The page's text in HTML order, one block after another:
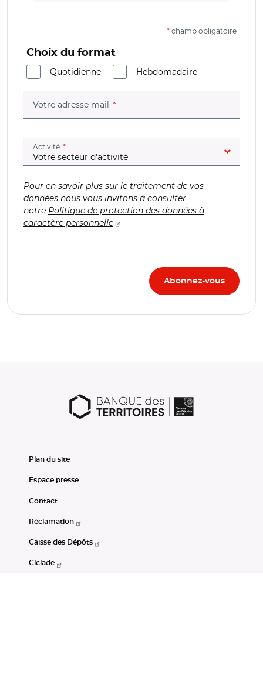
* champ obligatoire
Choix du format
Quotidienne
Hebdomadaire
Votre adresse mail (champ obligatoire)
Activité (champ obligatoire)
Pour en savoir plus sur le traitement de vos
données nous vous invitons à consulter
notre Politique de protection des données à
caractère personnelle
Plan du site
Espace presse
Contact
Réclamation
Caisse des Dépôts
Ciclade